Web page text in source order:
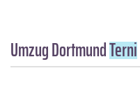
Umzug DortmundTerni